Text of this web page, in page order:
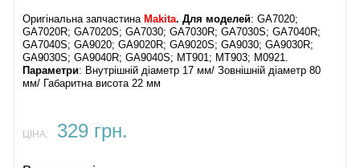
Оригінальна запчастина Makita. Для моделей: GA7020;
GA7020R; GA7020S; GA7030; GA7030R; GA7030S; GA7040R;
GA7040S; GA9020; GA9020R; GA9020S; GA9030; GA9030R;
GA9030S; GA9040R; GA9040S; MT901; MT903; M0921.
Параметри: Внутрішній діаметр 17 мм/ Зовнішній діаметр 80
мм/ Габаритна висота 22 мм
ЦІНА: 329 грн.